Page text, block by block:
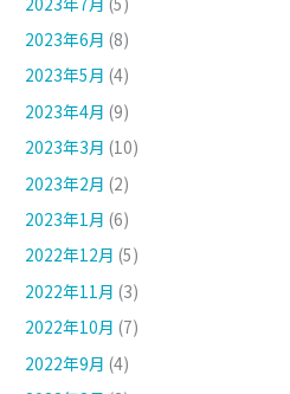
2023年6月 (8)
2023年5月 (4)
2023年4月 (9)
2023年3月 (10)
2023年2月 (2)
2023年1月 (6)
2022年12月 (5)
2022年11月 (3)
2022年10月 (7)
2022年9月 (4)